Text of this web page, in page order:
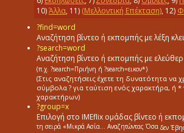
10)Άλλα, 11) (Μελλοντική Επέκταση), 12)
?find=word
Αναζήτηση βίντεο ή εκπομπής με λέξη
?search=word
Αναζήτηση βίντεο ή εκπομπής με
(π.χ. ?search=Πριήνη ή ?search=εικον*)
(Στις αναζητήσεις έχετε τη δυνατότητα να
σύμβολα ? για ταύτιση ενός χαρακτήρα, ή
χαρακτήρων)
?group=x
Επιλογή στο ΙΜΕflix ομάδας βίντεο ή
τη σειρά «Mικρά Aσία... Aναζητώντας Όσα δεν